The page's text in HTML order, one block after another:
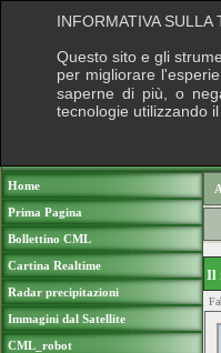
Home
Prima Pagina
Bollettino CML
Cartina Realtime
Radar precipitazioni
Immagini dal Satellite
CML_robot
Il
INFORMATIVA SULLA
Questo sito e gli
per migliorare
saperne di più, o
tecnologie utilizzando